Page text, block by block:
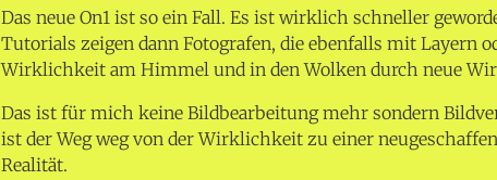
Das neue On1 ist so ein Fall. Es ist wirklich schneller
Tutorials zeigen dann Fotografen, die ebenfalls mit Layern
Wirklichkeit am Himmel und in den Wolken durch neue
Das ist für mich keine Bildbearbeitung mehr sondern
ist der Weg weg von der Wirklichkeit zu einer
Realität.